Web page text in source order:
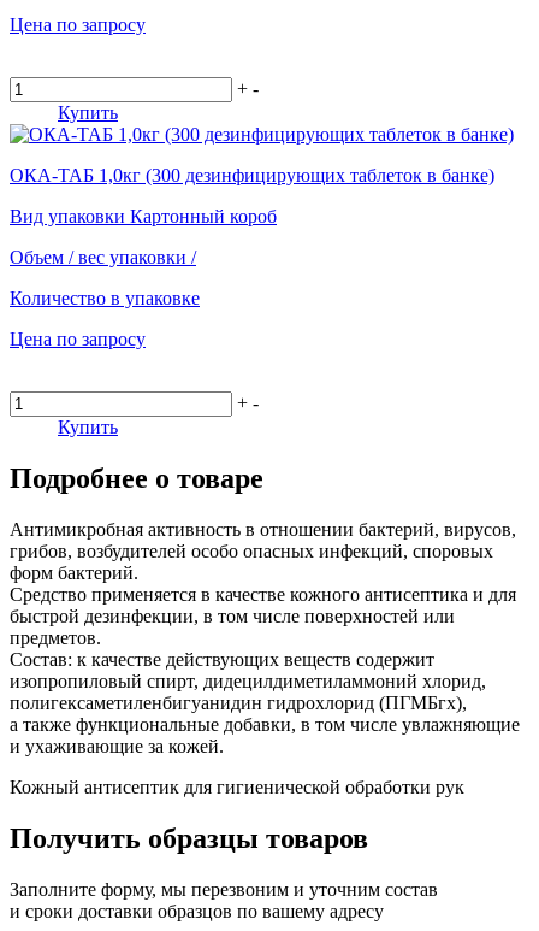
Цена по запросу
+ -
Купить
ОКА-ТАБ 1,0кг (300 дезинфицирующих таблеток в банке)
Вид упаковки Картонный короб
Объем / вес упаковки /
Количество в упаковке
Цена по запросу
+ -
Купить
Подробнее о товаре
Антимикробная активность в отношении бактерий, вирусов,
грибов, возбудителей особо опасных инфекций, споровых
форм бактерий.
Средство применяется в качестве кожного антисептика и для
быстрой дезинфекции, в том числе поверхностей или
предметов.
Состав: к качестве действующих веществ содержит
изопропиловый спирт, дидецилдиметиламмоний хлорид,
полигексаметиленбигуанидин гидрохлорид (ПГМБгх),
а также функциональные добавки, в том числе увлажняющие
и ухаживающие за кожей.
Кожный антисептик для гигиенической обработки рук
Получить образцы товаров
Заполните форму, мы перезвоним и уточним состав
и сроки доставки образцов по вашему адресу